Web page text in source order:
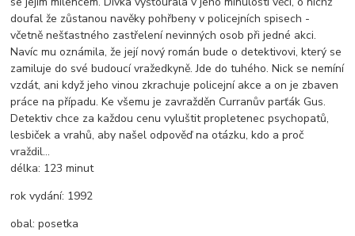
doufal že zůstanou navěky pohřbeny v policejních spisech -
včetně nešťastného zastřelení nevinných osob při jedné akci.
Navíc mu oznámila, že její nový román bude o detektivovi, který se
zamiluje do své budoucí vražedkyně. Jde do tuhého. Nick se nemíní
vzdát, ani když jeho vinou zkrachuje policejní akce a on je zbaven
práce na případu. Ke všemu je zavražděn Curranův parťák Gus.
Detektiv chce za každou cenu vyluštit propletenec psychopatů,
lesbiček a vrahů, aby našel odpověď na otázku, kdo a proč
vraždil...
délka: 123 minut
rok vydání: 1992
obal: posetka